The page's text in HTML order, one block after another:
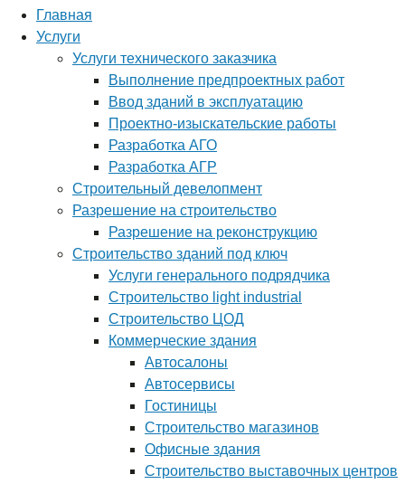
Главная
Услуги
Услуги технического заказчика
Выполнение предпроектных работ
Ввод зданий в эксплуатацию
Проектно-изыскательские работы
Разработка АГО
Разработка АГР
Строительный девелопмент
Разрешение на строительство
Разрешение на реконструкцию
Строительство зданий под ключ
Услуги генерального подрядчика
Строительство light industrial
Строительство ЦОД
Коммерческие здания
Автосалоны
Автосервисы
Гостиницы
Строительство магазинов
Офисные здания
Строительство выставочных центров